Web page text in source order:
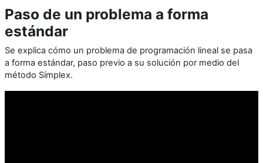
Paso de un problema a forma
estándar
Se explica cómo un problema de programación lineal se pasa
a forma estándar, paso previo a su solución por medio del
método Símplex.